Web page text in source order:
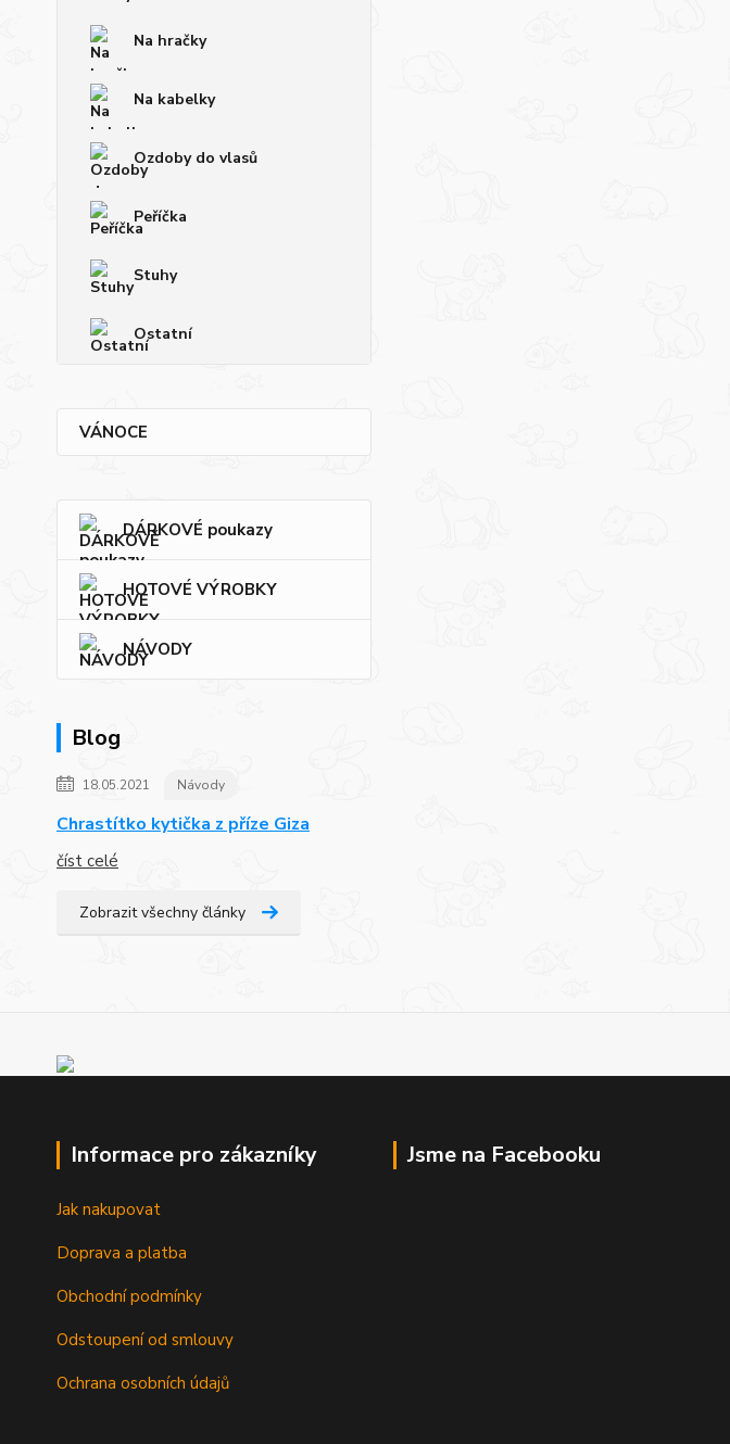
Na hračky
Na kabelky
Ozdoby do vlasů
Peříčka
Stuhy
Ostatní
VÁNOCE
DÁRKOVÉ poukazy
HOTOVÉ VÝROBKY
NÁVODY
Blog
18.05.2021 Návody
Chrastítko kytička z příze Giza
číst celé
Zobrazit všechny články
Informace pro zákazníky
Jak nakupovat
Doprava a platba
Obchodní podmínky
Odstoupení od smlouvy
Ochrana osobních údajů
Jsme na Facebooku